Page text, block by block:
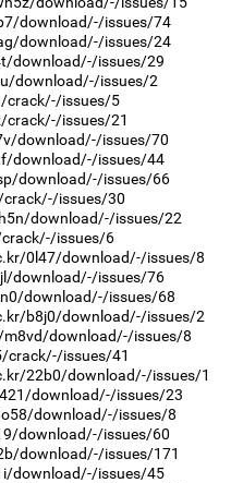
download/-/issues/74
download/-/issues/24
download/-/issues/29
download/-/issues/2
crack/-/issues/5
issues/21
download/-/issues/70
download/-/issues/44
download/-/issues/66
issues/30
download/-/issues/22
issues/6
0l47/download/-/issues/8
download/-/issues/76
download/-/issues/68
b8j0/download/-/issues/2
download/-/issues/8
crack/-/issues/41
22b0/download/-/issues/1
download/-/issues/23
download/-/issues/8
download/-/issues/60
download/-/issues/171
download/-/issues/45